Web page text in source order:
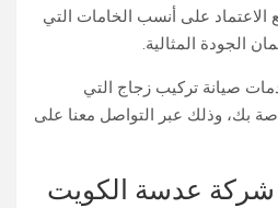
الاعتماد على أنسب الخامات التي
الجودة المثالية.
صيانة تركيب زجاج التي
بك، وذلك عبر التواصل معنا على
شركة عدسة الكويت